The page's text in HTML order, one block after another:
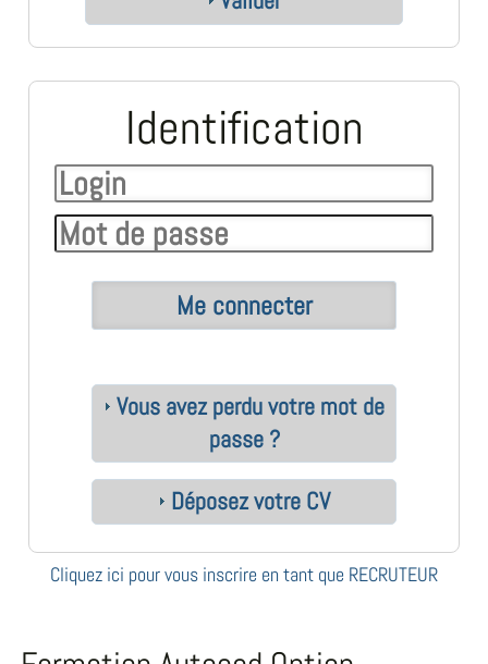
Identification
Vous avez perdu votre mot de
passe ?
Déposez votre CV
Cliquez ici pour vous inscrire en tant que RECRUTEUR